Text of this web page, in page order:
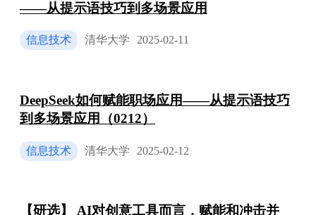
——从提示语技巧到多场景应用
信息技术 清华大学 2025-02-11
DeepSeek如何赋能职场应用——从提示语技巧
到多场景应用（0212）
信息技术 清华大学 2025-02-12
【研选】 AI对创意工具而言，赋能和冲击并